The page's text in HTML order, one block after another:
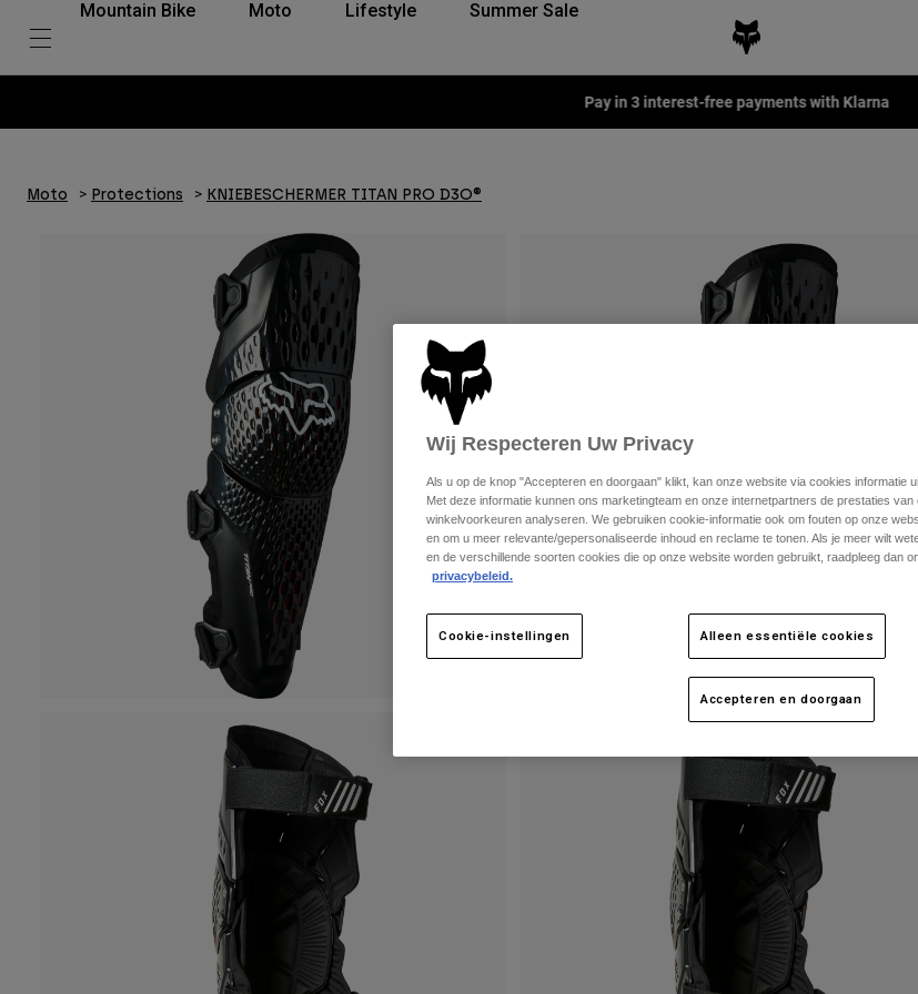
Mountain Bike Moto Lifestyle Summer Sale
Pay in 3 interest-free payments with Klarna
Moto Protections KNIEBESCHERMER TITAN PRO D3O®
Wij Respecteren Uw Privacy
Als u op de knop "Accepteren en doorgaan" klikt, kan onze website via cookies informatie
Met deze informatie kunnen ons marketingteam en onze internetpartners de prestaties
winkelvoorkeuren analyseren. We gebruiken cookie-informatie ook om fouten op onze
en om u meer relevante/gepersonaliseerde inhoud en reclame te tonen. Als je meer wilt
en de verschillende soorten cookies die op onze website worden gebruikt, raadpleeg dan
privacybeleid.
Cookie-instellingen Alleen essentiële cookies
Accepteren en doorgaan